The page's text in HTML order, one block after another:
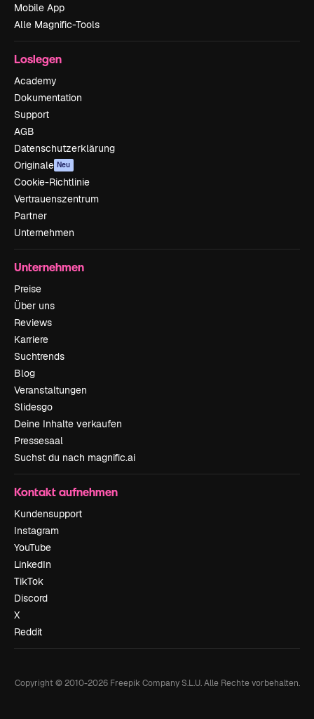
Mobile App
Alle Magnific-Tools
Loslegen
Academy
Dokumentation
Support
AGB
Datenschutzerklärung
Originale Neu
Cookie-Richtlinie
Vertrauenszentrum
Partner
Unternehmen
Unternehmen
Preise
Über uns
Reviews
Karriere
Suchtrends
Blog
Veranstaltungen
Slidesgo
Deine Inhalte verkaufen
Pressesaal
Suchst du nach magnific.ai
Kontakt aufnehmen
Kundensupport
Instagram
YouTube
LinkedIn
TikTok
Discord
X
Reddit
Copyright © 2010-2026Freepik Company S.L.U. Alle Rechte vorbehalten.